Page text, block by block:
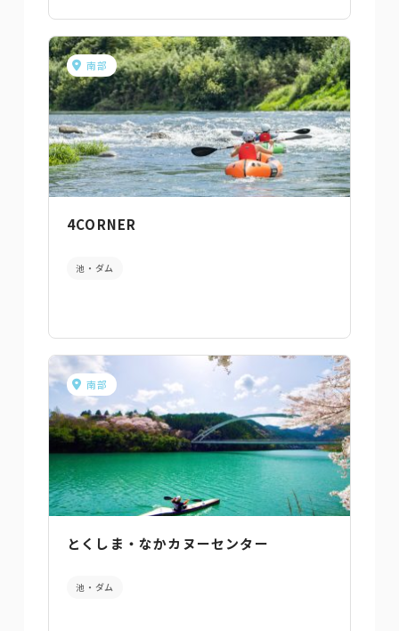
南部
4CORNER
池・ダム
南部
とくしま・なかカヌーセンター
池・ダム